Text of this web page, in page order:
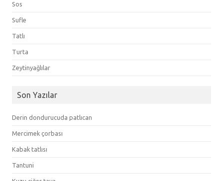
Sos
Sufle
Tatlı
Turta
Zeytinyağlılar
Son Yazılar
Derin dondurucuda patlıcan
Mercimek çorbası
Kabak tatlısı
Tantuni